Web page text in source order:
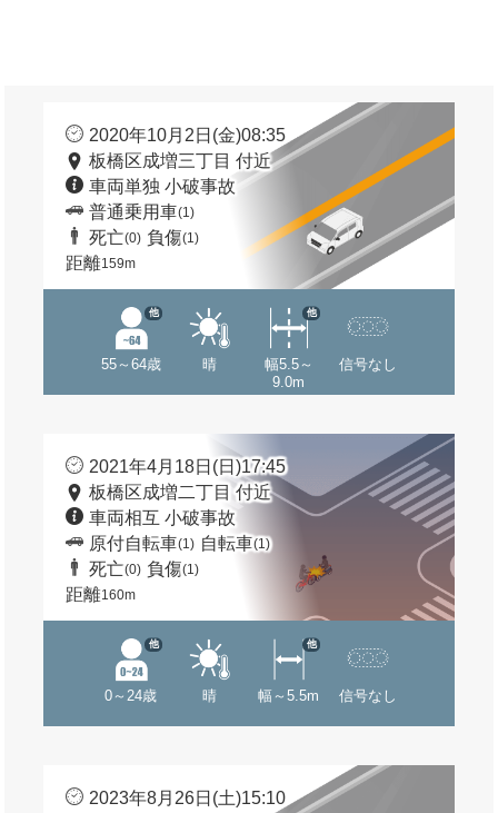
2020年10月2日(金)08:35
板橋区成増三丁目 付近
車両単独 小破事故
普通乗用車(1)
死亡(0) 負傷(1)
距離159m
55～64歳
他
晴
幅5.5～
9.0m
他
信号なし
2021年4月18日(日)17:45
板橋区成増二丁目 付近
車両相互 小破事故
原付自転車(1) 自転車(1)
死亡(0) 負傷(1)
距離160m
0～24歳
他
晴 幅～5.5m
他
信号なし
2023年8月26日(土)15:10